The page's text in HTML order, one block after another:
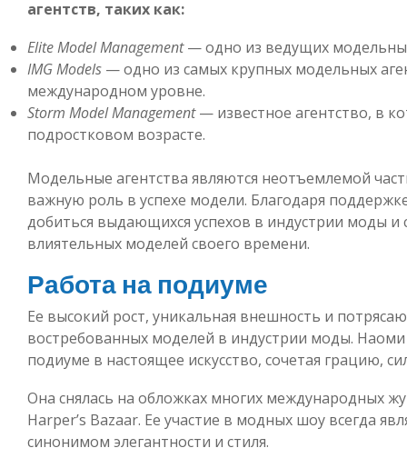
агентств, таких как:
Elite Model Management— одно из ведущих
IMG Models — одно из самых крупных модельных
международном уровне.
Storm Model Management— известное агентство, в
подростковом возрасте.
Модельные агентства являются неотъемлемой
важную роль в успехе модели. Благодаря
добиться выдающихся успехов в индустрии моды и
влиятельных моделей своего времени.
Работа на подиуме
Ее высокий рост, уникальная внешность и
востребованных моделей в индустрии моды.
подиуме в настоящее искусство, сочетая грацию,
Она снялась на обложках многих международных
Harper’s Bazaar. Ее участие в модных шоу всегда
синонимом элегантности и стиля.